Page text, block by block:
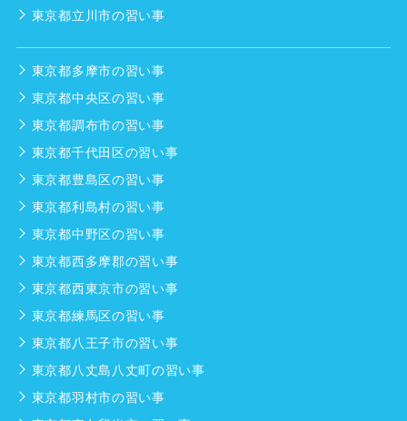
東京都立川市の習い事
東京都多摩市の習い事
東京都中央区の習い事
東京都調布市の習い事
東京都千代田区の習い事
東京都豊島区の習い事
東京都利島村の習い事
東京都中野区の習い事
東京都西多摩郡の習い事
東京都西東京市の習い事
東京都練馬区の習い事
東京都八王子市の習い事
東京都八丈島八丈町の習い事
東京都羽村市の習い事